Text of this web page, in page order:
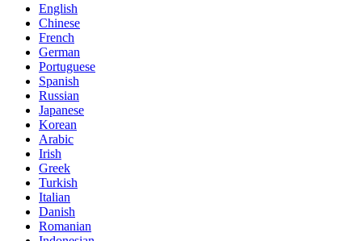
English
Chinese
French
German
Portuguese
Spanish
Russian
Japanese
Korean
Arabic
Irish
Greek
Turkish
Italian
Danish
Romanian